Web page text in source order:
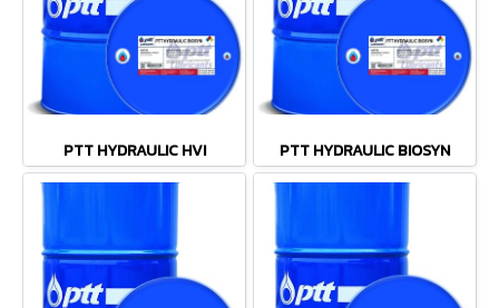
PTT HYDRAULIC HVI PTT HYDRAULIC BIOSYN